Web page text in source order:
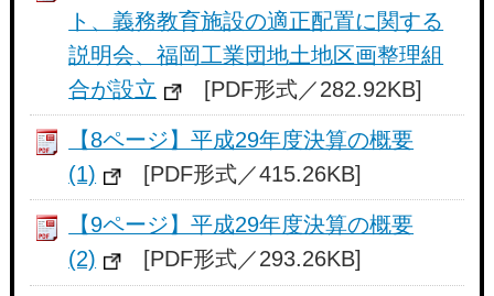
ト、義務教育施設の適正配置に関する
説明会、福岡工業団地土地区画整理組
合が設立
[PDF形式／282.92KB]
【8ページ】平成29年度決算の概要
(1)
[PDF形式／415.26KB]
【9ページ】平成29年度決算の概要
(2)
[PDF形式／293.26KB]